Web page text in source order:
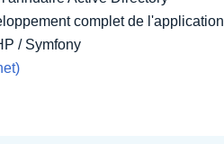
complet de l'application
/ Symfony